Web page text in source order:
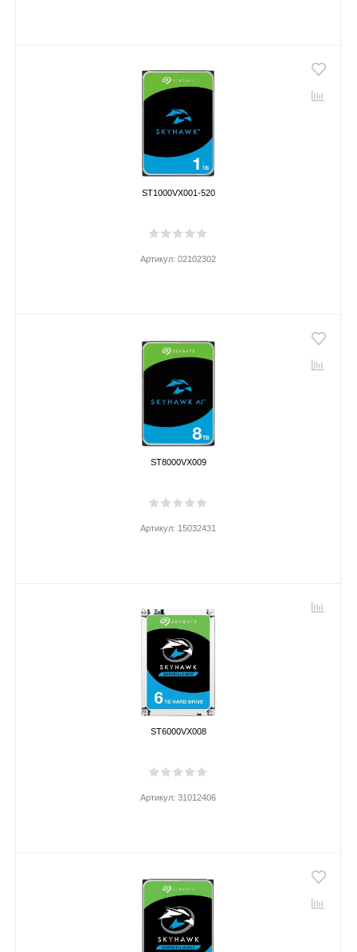
ST1000VX001-520
Артикул: 02102302
ST8000VX009
Артикул: 15032431
ST6000VX008
Артикул: 31012406